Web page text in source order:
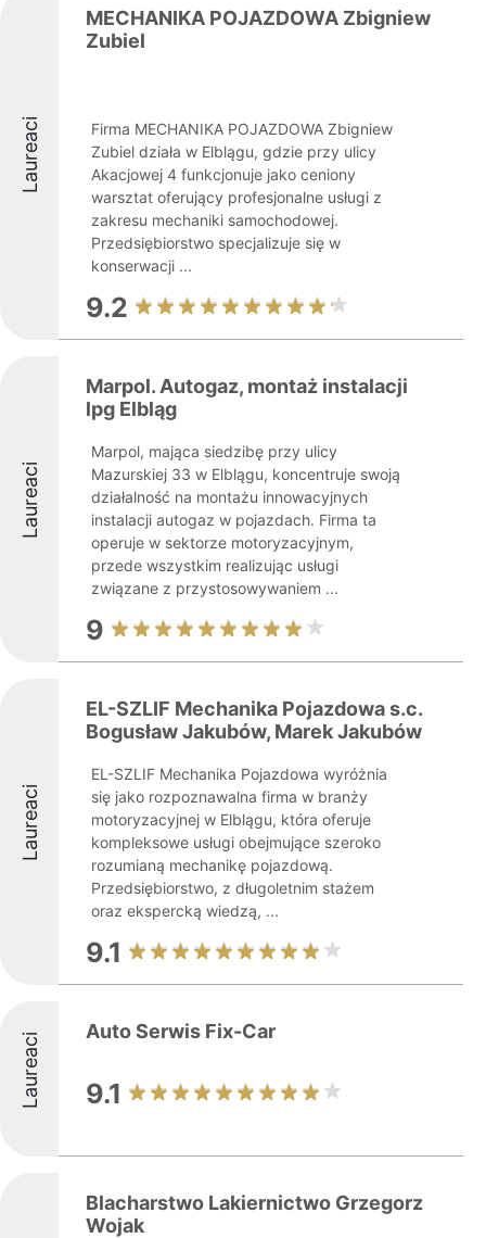
Laureaci
MECHANIKA POJAZDOWA Zbigniew
Zubiel
Firma MECHANIKA POJAZDOWA Zbigniew
Zubiel działa w Elblągu, gdzie przy ulicy
Akacjowej 4 funkcjonuje jako ceniony
warsztat oferujący profesjonalne usługi z
zakresu mechaniki samochodowej.
Przedsiębiorstwo specjalizuje się w
konserwacji ...
9.2
Laureaci
Marpol. Autogaz, montaż instalacji
lpg Elbląg
Marpol, mająca siedzibę przy ulicy
Mazurskiej 33 w Elblągu, koncentruje swoją
działalność na montażu innowacyjnych
instalacji autogaz w pojazdach. Firma ta
operuje w sektorze motoryzacyjnym,
przede wszystkim realizując usługi
związane z przystosowywaniem ...
9
Laureaci
EL-SZLIF Mechanika Pojazdowa s.c.
Bogusław Jakubów, Marek Jakubów
EL-SZLIF Mechanika Pojazdowa wyróżnia
się jako rozpoznawalna firma w branży
motoryzacyjnej w Elblągu, która oferuje
kompleksowe usługi obejmujące szeroko
rozumianą mechanikę pojazdową.
Przedsiębiorstwo, z długoletnim stażem
oraz ekspercką wiedzą, ...
9.1
Laureaci Auto Serwis Fix-Car
9.1
Blacharstwo Lakiernictwo Grzegorz
Wojak